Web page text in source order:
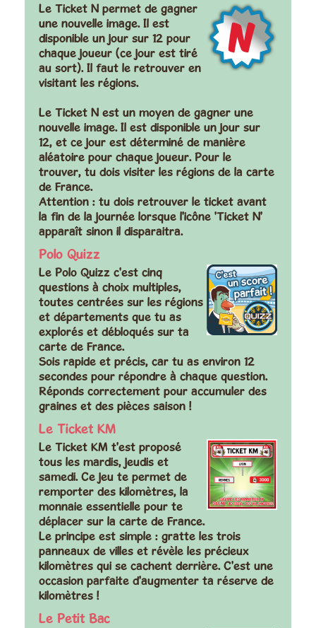
Le Ticket N permet de gagner
unenouvelle image. Il est
disponible un jour sur 12 pour
chaque joueur (ce jour est tiré
au sort). Il faut le retrouver en
visitant les régions.
Le Ticket N est un moyen de gagner une
nouvelle image. Il est disponible un jour sur
12, et ce jour est déterminé de manière
aléatoire pour chaque joueur. Pour le
trouver, tu dois visiter les régions de la carte
de France.
Attention : tu dois retrouver le ticket avant
la fin de la journée lorsque l'icône 'Ticket N'
apparaît sinon il disparaitra.
Polo Quizz
Le Polo Quizz c'est cinq
questions à choix multiples,
toutes centrées sur les régions
et départements que tu as
explorés et débloqués sur ta
carte de France.
Sois rapide et précis, car tu as environ 12
secondes pour répondre à chaque question.
Réponds correctement pour accumuler des
graines et des pièces saison !
Le Ticket KM
Le Ticket KM t'est proposé
tous les mardis, jeudis et
samedi. Ce jeu te permet de
remporter des kilomètres, la
monnaie essentielle pour te
déplacer sur la carte de France.
Le principe est simple : gratte les trois
panneaux de villes et révèle les précieux
kilomètres qui se cachent derrière. C'est une
occasion parfaite d'augmenter ta réserve de
kilomètres !
Le Petit Bac